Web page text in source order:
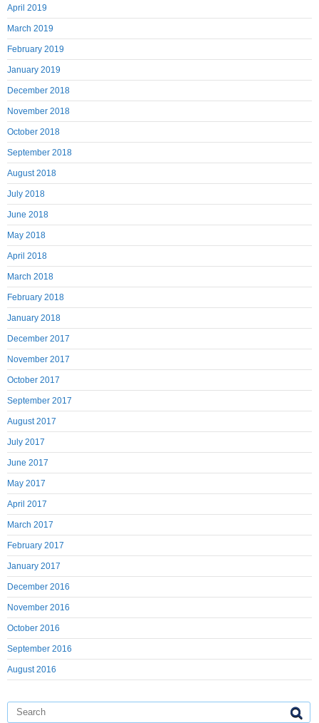
April 2019
March 2019
February 2019
January 2019
December 2018
November 2018
October 2018
September 2018
August 2018
July 2018
June 2018
May 2018
April 2018
March 2018
February 2018
January 2018
December 2017
November 2017
October 2017
September 2017
August 2017
July 2017
June 2017
May 2017
April 2017
March 2017
February 2017
January 2017
December 2016
November 2016
October 2016
September 2016
August 2016